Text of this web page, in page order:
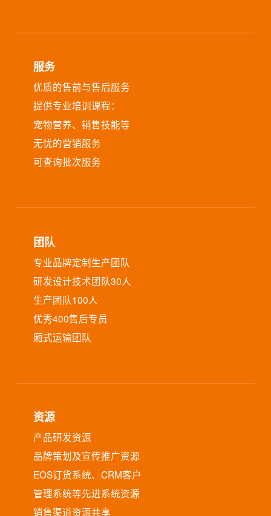
服务
优质的售前与售后服务
提供专业培训课程：
宠物营养、销售技能等
无忧的营销服务
可查询批次服务
团队
专业品牌定制生产团队
研发设计技术团队30人
生产团队100人
优秀400售后专员
厢式运输团队
资源
产品研发资源
品牌策划及宣传推广资源
EOS订货系统、CRM客户
管理系统等先进系统资源
销售渠道资源共享